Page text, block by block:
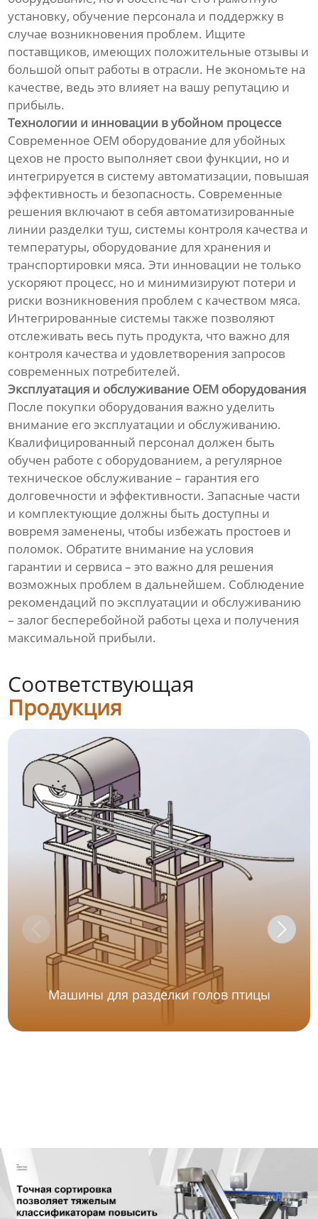
установку, обучение персонала и поддержку в
случае возникновения проблем. Ищите
поставщиков, имеющих положительные отзывы и
большой опыт работы в отрасли. Не экономьте на
качестве, ведь это влияет на вашу репутацию и
прибыль.
Технологии и инновации в убойном процессе
Современное OEM оборудование для убойных
цехов не просто выполняет свои функции, но и
интегрируется в систему автоматизации, повышая
эффективность и безопасность. Современные
решения включают в себя автоматизированные
линии разделки туш, системы контроля качества и
температуры, оборудование для хранения и
транспортировки мяса. Эти инновации не только
ускоряют процесс, но и минимизируют потери и
риски возникновения проблем с качеством мяса.
Интегрированные системы также позволяют
отслеживать весь путь продукта, что важно для
контроля качества и удовлетворения запросов
современных потребителей.
Эксплуатация и обслуживание OEM оборудования
После покупки оборудования важно уделить
внимание его эксплуатации и обслуживанию.
Квалифицированный персонал должен быть
обучен работе с оборудованием, а регулярное
техническое обслуживание – гарантия его
долговечности и эффективности. Запасные части
и комплектующие должны быть доступны и
вовремя заменены, чтобы избежать простоев и
поломок. Обратите внимание на условия
гарантии и сервиса – это важно для решения
возможных проблем в дальнейшем. Соблюдение
рекомендаций по эксплуатации и обслуживанию
– залог бесперебойной работы цеха и получения
максимальной прибыли.
Соответствующая
Продукция
Машины для разделки голов птицы